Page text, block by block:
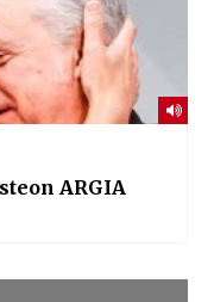
ARGIA